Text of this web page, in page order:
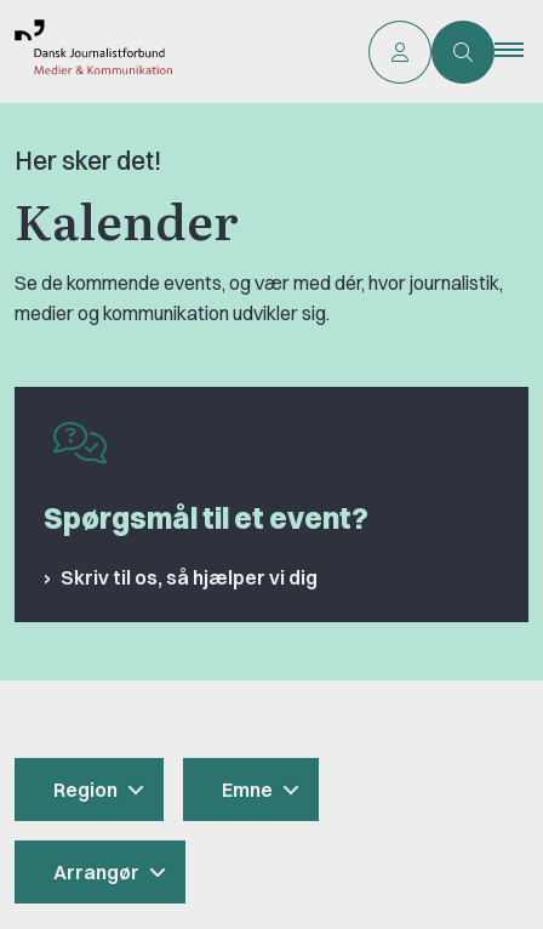
Her sker det!
Kalender
Se de kommende events, og vær med dér, hvor journalistik,
medier og kommunikation udvikler sig.
Spørgsmål til et event?
Skriv til os, så hjælper vi dig
Region Emne
Arrangør